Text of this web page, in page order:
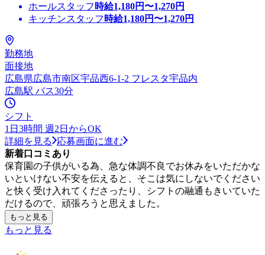
ホールスタッフ 時給1,180円〜1,270円
キッチンスタッフ 時給1,180円〜1,270円
勤務地
面接地
広島県広島市南区宇品西6-1-2 フレスタ宇品内
広島駅 バス30分
シフト
1日3時間 週2日からOK
詳細を見る
応募画面に進む
新着口コミあり
保育園の子供がいる為、急な体調不良でお休みをいただかな
いといけない不安を伝えると、そこは気にしないでください
と快く受け入れてくださったり、シフトの融通もきいていた
だけるので、頑張ろうと思えました。
もっと見る
もっと見る